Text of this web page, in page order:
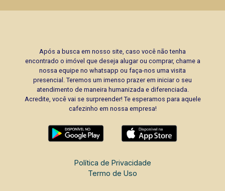
Após a busca em nosso site, caso você não tenha
encontrado o imóvel que deseja alugar ou comprar, chame a
nossa equipe no whatsapp ou faça-nos uma visita
presencial. Teremos um imenso prazer em iniciar o seu
atendimento de maneira humanizada e diferenciada.
Acredite, você vai se surpreender! Te esperamos para aquele
cafezinho em nossa empresa!
Política de Privacidade
Termo de Uso